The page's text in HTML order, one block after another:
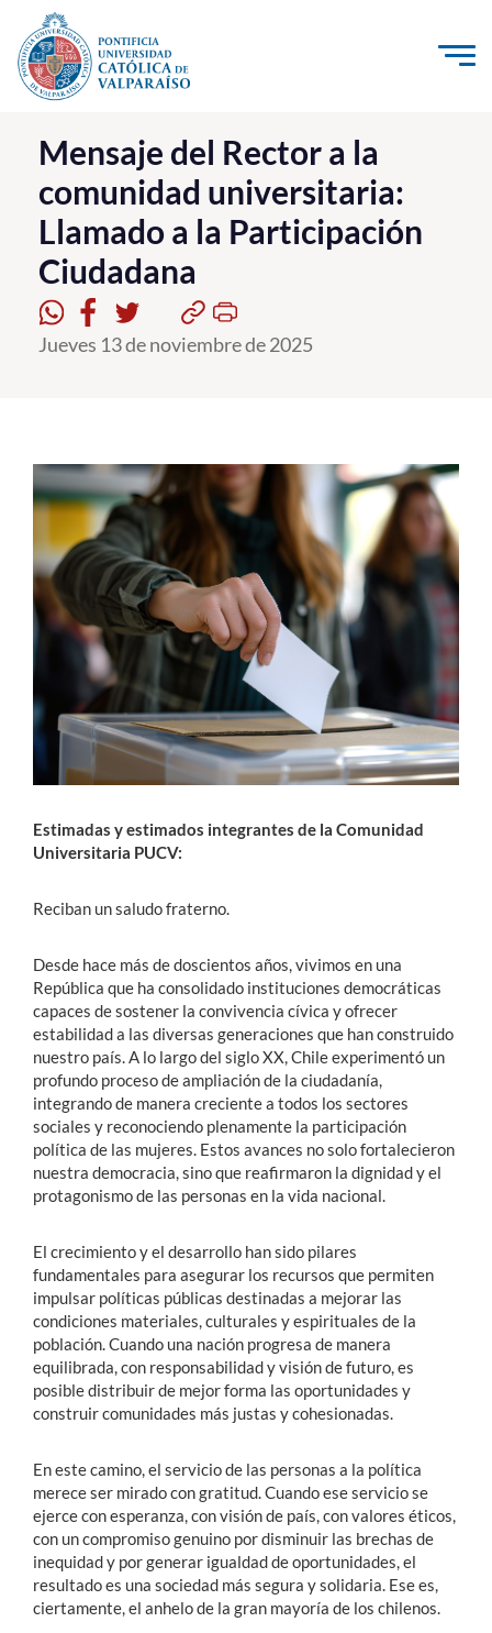
Click acá para ir directamente al contenido
La Universidad
Investigación, Creación e Innovación
PUCV Internacional
Vinculación con el Medio
Admisión
Formación Continua
Estudiantes
Académicos
Funcionarios
Alumni
English
Mensaje del Rector a la
comunidad universitaria:
Llamado a la Participación
Ciudadana
Jueves 13 de noviembre de 2025
Estimadas y estimados integrantes de la Comunidad
Universitaria PUCV:
Reciban un saludo fraterno.
Desde hace más de doscientos años, vivimos en una
República que ha consolidado instituciones democráticas
capaces de sostener la convivencia cívica y ofrecer
estabilidad a las diversas generaciones que han construido
nuestro país. A lo largo del siglo XX, Chile experimentó un
profundo proceso de ampliación de la ciudadanía,
integrando de manera creciente a todos los sectores
sociales y reconociendo plenamente la participación
política de las mujeres. Estos avances no solo fortalecieron
nuestra democracia, sino que reafirmaron la dignidad y el
protagonismo de las personas en la vida nacional.
El crecimiento y el desarrollo han sido pilares
fundamentales para asegurar los recursos que permiten
impulsar políticas públicas destinadas a mejorar las
condiciones materiales, culturales y espirituales de la
población. Cuando una nación progresa de manera
equilibrada, con responsabilidad y visión de futuro, es
posible distribuir de mejor forma las oportunidades y
construir comunidades más justas y cohesionadas.
En este camino, el servicio de las personas a la política
merece ser mirado con gratitud. Cuando ese servicio se
ejerce con esperanza, con visión de país, con valores éticos,
con un compromiso genuino por disminuir las brechas de
inequidad y por generar igualdad de oportunidades, el
resultado es una sociedad más segura y solidaria. Ese es,
ciertamente, el anhelo de la gran mayoría de los chilenos.